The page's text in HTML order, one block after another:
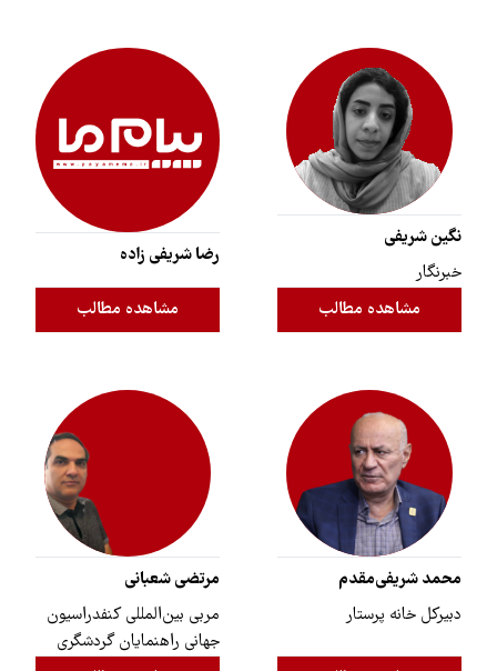
نگین شریفی
خبرنگار
مشاهده مطالب
رضا شریفی زاده
مشاهده مطالب
محمد شریفی‌مقدم
دبیرکل خانه پرستار
مرتضی شعبانی
مربی بین‌المللی کنفدراسیون
جهانی راهنمایان گردشگری